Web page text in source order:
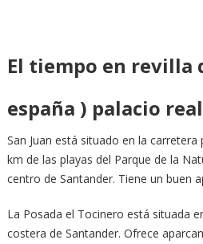
El tiempo en revilla
españa ) palacio
San Juan está situado en la
km de las playas del Parque de la
centro de Santander. Tiene un buen
La Posada el Tocinero está situada
costera de Santander. Ofrece